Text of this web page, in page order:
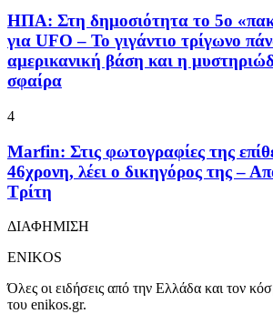
ΗΠΑ: Στη δημοσιότητα το 5ο
για UFO – Το γιγάντιο τρίγωνο
αμερικανική βάση και η
σφαίρα
4
Marfin: Στις φωτογραφίες της
46χρονη, λέει ο δικηγόρος της –
Τρίτη
ΔΙΑΦΗΜΙΣΗ
ENIKOS
Όλες οι ειδήσεις από την Ελλάδα και τον
του enikos.gr.